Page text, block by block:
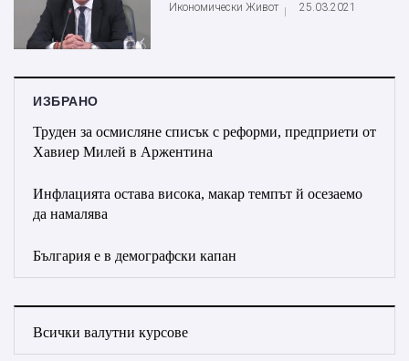
Икономически Живот 25.03.2021
ИЗБРАНО
Труден за осмисляне списък с реформи, предприети от
Хавиер Милей в Аржентина
Инфлацията остава висока, макар темпът й осезаемо
да намалява
България е в демографски капан
Всички валутни курсове